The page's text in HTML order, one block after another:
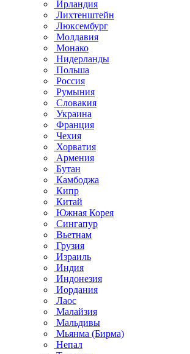
Ирландия
Лихтенштейн
Люксембург
Молдавия
Монако
Нидерланды
Польша
Россия
Румыния
Словакия
Украина
Франция
Чехия
Хорватия
Армения
Бутан
Камбоджа
Кипр
Китай
Южная Корея
Сингапур
Вьетнам
Грузия
Израиль
Индия
Индонезия
Иордания
Лаос
Малайзия
Мальдивы
Мьянма (Бирма)
Непал